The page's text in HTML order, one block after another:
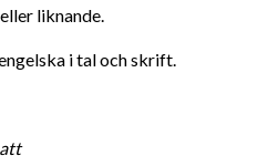
liknande.
i tal och skrift.